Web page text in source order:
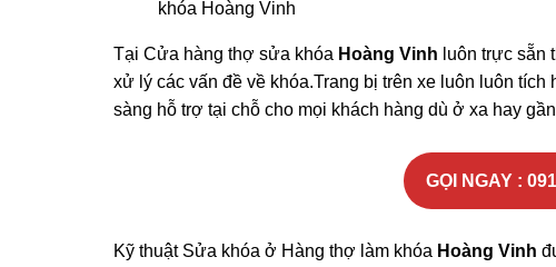
khóa Hoàng Vinh
Tại Cửa hàng thợ sửa khóa Hoàng Vinh luôn trực sẵn
xử lý các vấn đề về khóa.Trang bị trên xe luôn luôn
sàng hỗ trợ tại chỗ cho mọi khách hàng dù ở xa hay
GỌI NGAY :
Kỹ thuật Sửa khóa ở Hàng thợ làm khóa Hoàng Vinh